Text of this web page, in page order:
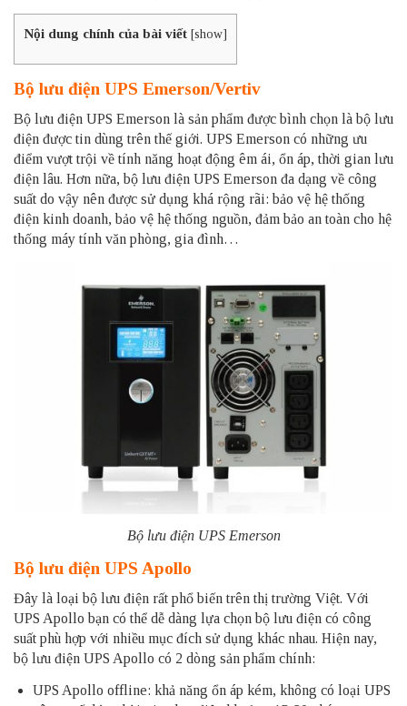
Nội dung chính của bài viết [show]
Bộ lưu điện UPS Emerson/Vertiv
Bộ lưu điện UPS Emerson là sản phẩm được bình chọn là bộ lưu
điện được tin dùng trên thế giới. UPS Emerson có những ưu
điểm vượt trội về tính năng hoạt động êm ái, ổn áp, thời gian lưu
điện lâu. Hơn nữa, bộ lưu điện UPS Emerson đa dạng về công
suất do vậy nên được sử dụng khá rộng rãi: bảo vệ hệ thống
điện kinh doanh, bảo vệ hệ thống nguồn, đảm bảo an toàn cho hệ
thống máy tính văn phòng, gia đình…
Bộ lưu điện UPS Emerson
Bộ lưu điện UPS Apollo
Đây là loại bộ lưu điện rất phổ biến trên thị trường Việt. Với
UPS Apollo bạn có thể dễ dàng lựa chọn bộ lưu điện có công
suất phù hợp với nhiều mục đích sử dụng khác nhau. Hiện nay,
bộ lưu điện UPS Apollo có 2 dòng sản phẩm chính:
UPS Apollo offline: khả năng ổn áp kém, không có loại UPS